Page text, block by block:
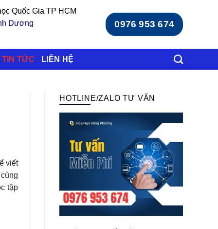
Quốc Gia TP HCM
Dương
0976 953 674
TIN TỨC LIÊN HỆ
viết
tập
HOTLINE/ZALO TƯ VẤN